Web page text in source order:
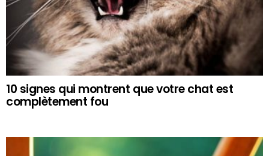
10 signes qui montrent que votre chat est
complètement fou